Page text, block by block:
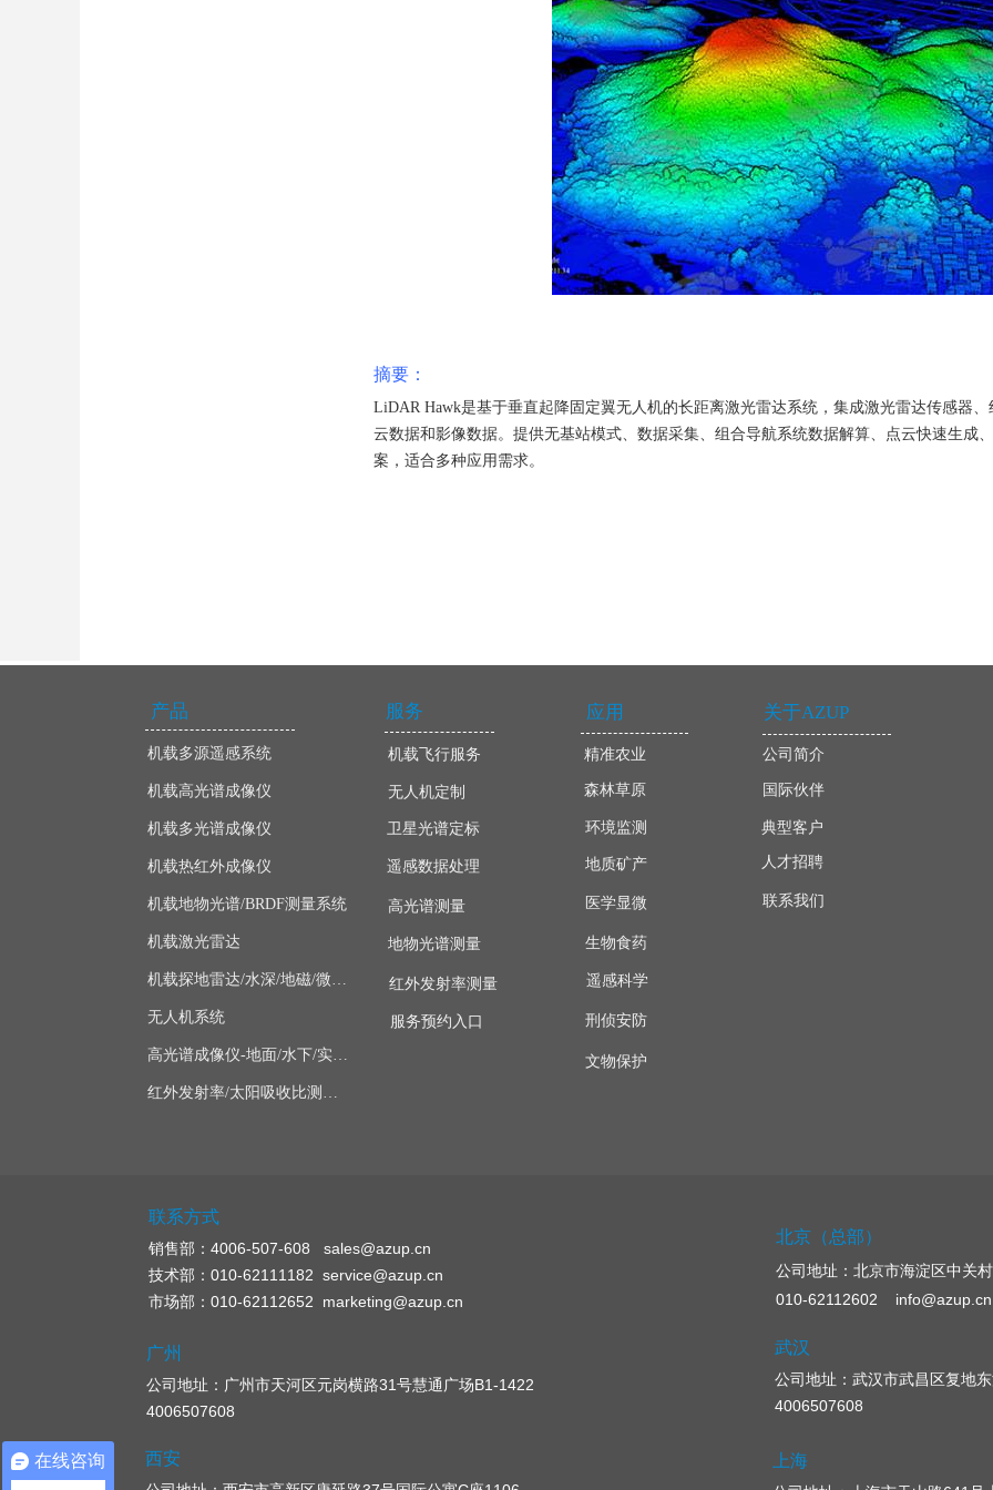
LiDAR Hawk是基于垂直起降固定翼无人机的长距离激光雷达系统，集成激光雷达传感器
云数据和影像数据。提供无基站模式、数据采集、组合导航系统数据解算、点云快速生成
案，适合多种应用需求。
摘要：
服务 关于AZUP
应用
人才招聘
联系我们
公司简介
机载多源遥感系统
机载高光谱成像仪
机载多光谱成像仪
机载热红外成像仪
机载地物光谱/BRDF测量系统
机载激光雷达
机载探地雷达/水深/地磁/微波/SAR
无人机系统
高光谱成像仪-地面/水下/实验室显微
红外发射率/太阳吸收比测量仪
典型客户
国际伙伴
产品
服务预约入口
机载飞行服务
无人机定制
卫星光谱定标
遥感数据处理
高光谱测量
地物光谱测量
红外发射率测量
精准农业
森林草原
环境监测
地质矿产
医学显微
生物食药
遥感科学
刑侦安防
文物保护
上海
西安
武汉
公司地址：武汉市武昌区复地
4006507608
广州
公司地址：广州市天河区元岗横路31号慧通广场B1-1422
4006507608
联系方式
销售部：4006-507-608 sales@azup.cn
技术部：010-62111182 service@azup.cn
市场部：010-62112652 marketing@azup.cn
北京（总部）
公司地址： 北京市海淀区中关
010-62112602 info@azup.cn
在线咨询